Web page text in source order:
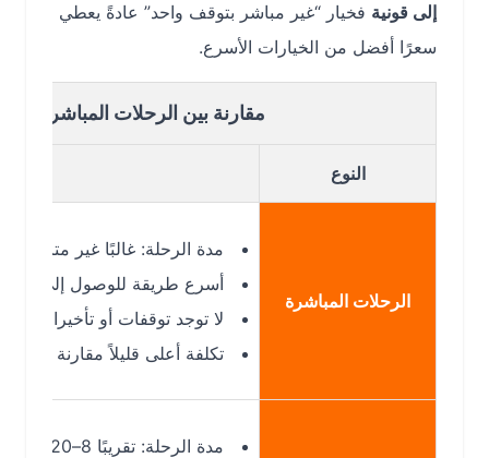
إلى قونيةفخيار “غير مباشر بتوقف واحد” عادةً يعطي
سعرًا أفضل من الخيارات الأسرع.
مقارنة بين الرحلات المباشرة وغير
الرحلات المباشرة
مدة الرحلة: غالبًا غير متاحة بشكل
أسرع طريقة للوصول إلى قونية (KYA) عند توفرها.
لا توجد توقفات أو تأخيرات إضافية.
تكلفة أعلى قليلاً مقارنة بالرحلات
مدة الرحلة: تقريبًا 8–20 ساعة حسب الترانزيت.